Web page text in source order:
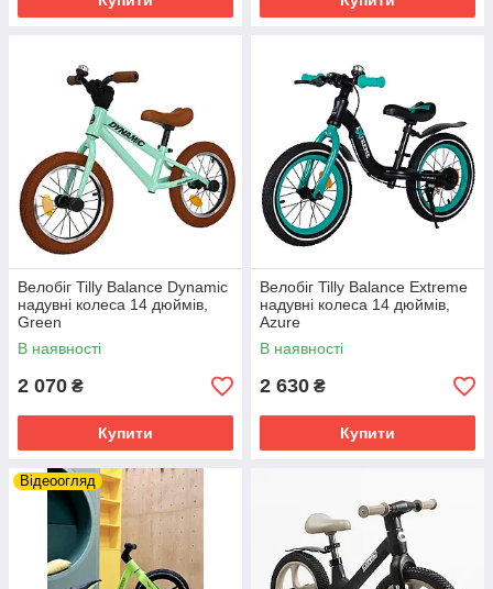
Велобіг Tilly Balance Dynamic
надувні колеса 14 дюймів,
Green
В наявності
2 070 ₴
Купити
Велобіг Tilly Balance Extreme
надувні колеса 14 дюймів,
Azure
В наявності
2 630 ₴
Купити
Відеоогляд